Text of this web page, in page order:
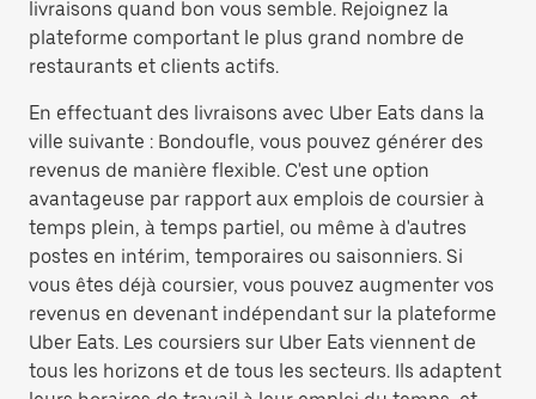
livraisons quand bon vous semble. Rejoignez la
plateforme comportant le plus grand nombre de
restaurants et clients actifs.
En effectuant des livraisons avec Uber Eats dans la
ville suivante : Bondoufle, vous pouvez générer des
revenus de manière flexible. C'est une option
avantageuse par rapport aux emplois de coursier à
temps plein, à temps partiel, ou même à d'autres
postes en intérim, temporaires ou saisonniers. Si
vous êtes déjà coursier, vous pouvez augmenter vos
revenus en devenant indépendant sur la plateforme
Uber Eats. Les coursiers sur Uber Eats viennent de
tous les horizons et de tous les secteurs. Ils adaptent